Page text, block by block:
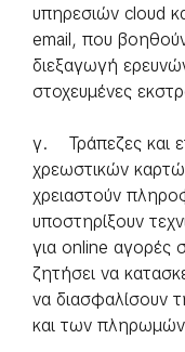
υπηρεσιών cloud
email, που
διεξαγωγή
στοχευμένες
γ. Τράπεζες και
χρεωστικών
χρειαστούν
υποστηρίξουν
για online αγορές
ζητήσει να
να διασφαλίσουν
και των